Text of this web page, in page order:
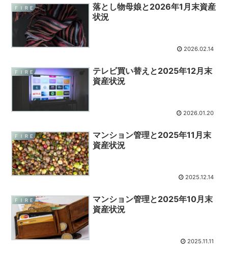
ＦＩＲＥ
落とし物母娘と2026年1月末資産
状況
2026.02.14
ＦＩＲＥ
テレビ買い替えと2025年12月末
資産状況
2026.01.20
ＦＩＲＥ
マンション管理と2025年11月末
資産状況
2025.12.14
ＦＩＲＥ
マンション管理と2025年10月末
資産状況
2025.11.11